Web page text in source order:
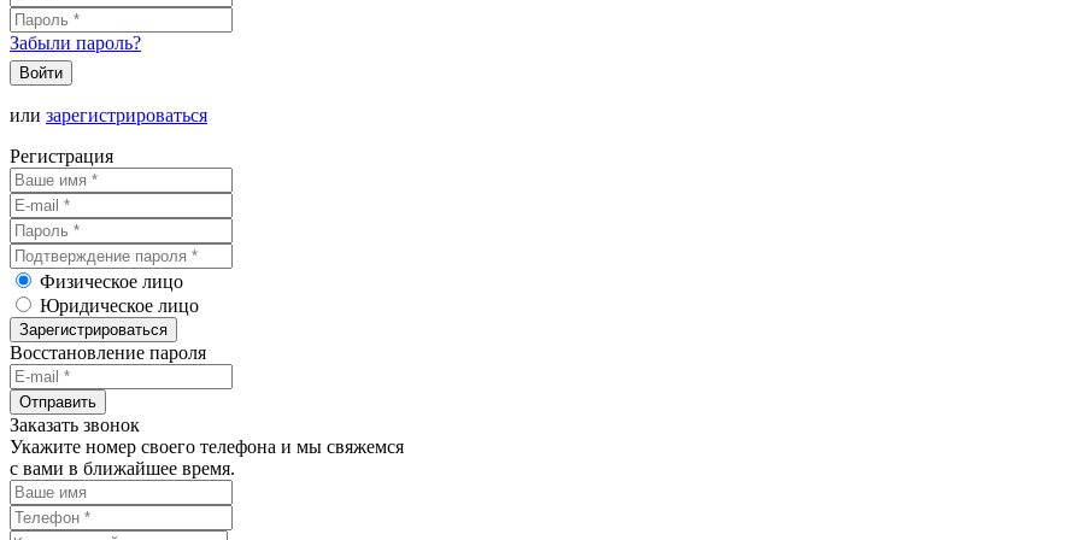
Забыли пароль?
Войти
или зарегистрироваться
Регистрация
Физическое лицо
Юридическое лицо
Зарегистрироваться
Восстановление пароля
Отправить
Заказать звонок
Укажите номер своего телефона и мы свяжемся
с вами в ближайшее время.